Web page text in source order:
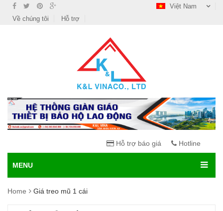
Việt Nam
Về chúng tôi
Hỗ trợ
Hỗ trợ báo giá Hotline
MENU
Home Giá treo mũ 1 cái